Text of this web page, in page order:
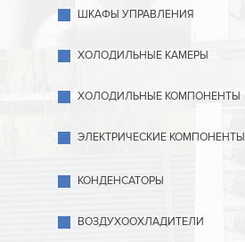
ШКАФЫ УПРАВЛЕНИЯ
ХОЛОДИЛЬНЫЕ КАМЕРЫ
ХОЛОДИЛЬНЫЕ КОМПОНЕНТЫ
ЭЛЕКТРИЧЕСКИЕ КОМПОНЕНТЫ
КОНДЕНСАТОРЫ
ВОЗДУХООХЛАДИТЕЛИ